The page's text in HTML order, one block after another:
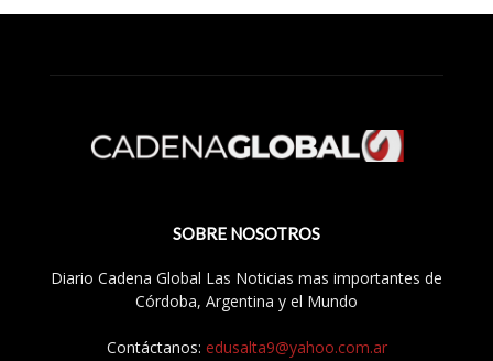
SOBRE NOSOTROS
Diario Cadena Global Las Noticias mas importantes de
Córdoba, Argentina y el Mundo
Contáctanos: edusalta9@yahoo.com.ar